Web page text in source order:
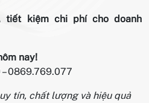
tiết kiệm chi phí cho doanh
nay!
0869.769.077
tín, chất lượng và hiệu quả